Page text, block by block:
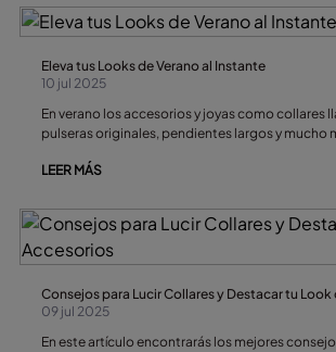
ti. A continuación, te contamos cuáles son las
para este verano, los materiales de moda como
Eleva tus Looks de Verano al Instante
10 jul 2025
En verano los accesorios y joyas como collares
pulseras originales, pendientes largos y mucho
LEER MÁS
Consejos para Lucir Collares y Destacar tu
09 jul 2025
En este artículo encontrarás los mejores